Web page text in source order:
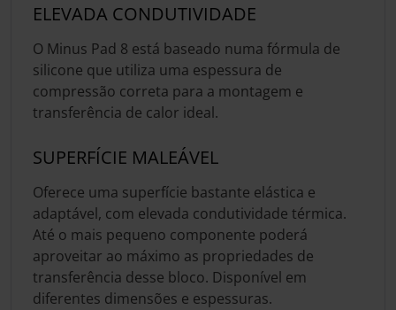
ELEVADA CONDUTIVIDADE
O Minus Pad 8 está baseado numa fórmula de
silicone que utiliza uma espessura de
compressão correta para a montagem e
transferência de calor ideal.
SUPERFÍCIE MALEÁVEL
Oferece uma superfície bastante elástica e
adaptável, com elevada condutividade térmica.
Até o mais pequeno componente poderá
aproveitar ao máximo as propriedades de
transferência desse bloco. Disponível em
diferentes dimensões e espessuras.